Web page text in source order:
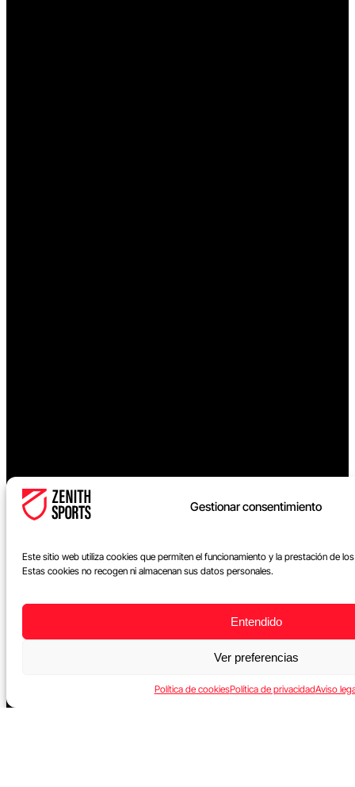
Gestionar consentimiento
Este sitio web utiliza cookies que permiten el funcionamiento y la prestación de
Estas cookies no recogen ni almacenan sus datos personales.
Entendido
Ver preferencias
Política de cookiesPolítica de privacidadAviso